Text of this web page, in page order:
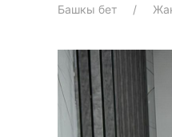
Башкы бет